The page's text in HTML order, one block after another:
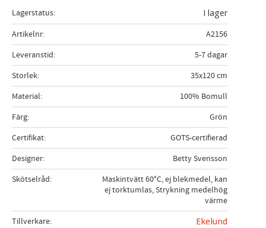
Lagerstatus
I lager
Artikelnr
A2156
Leveranstid
5-7 dagar
Storlek
35x120 cm
Material
100% Bomull
Färg
Grön
Certifikat
GOTS-certifierad
Designer
Betty Svensson
Skötselråd
Maskintvätt 60°C, ej blekmedel, kan
ej torktumlas, Strykning medelhög
värme
Tillverkare
Ekelund